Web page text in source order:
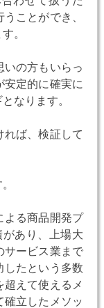
ことができ、
。
いの方もいらっ
安定的に確実に
なります。
れば、検証して
よる商品開発プ
があり、上場大
サービス業まで
したという多数
えて使えるメ
確立したメソッ